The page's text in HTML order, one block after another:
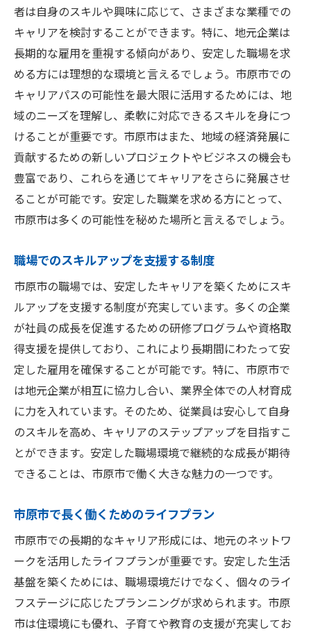
者は自身のスキルや興味に応じて、さまざまな業種での
キャリアを検討することができます。特に、地元企業は
長期的な雇用を重視する傾向があり、安定した職場を求
める方には理想的な環境と言えるでしょう。市原市での
キャリアパスの可能性を最大限に活用するためには、地
域のニーズを理解し、柔軟に対応できるスキルを身につ
けることが重要です。市原市はまた、地域の経済発展に
貢献するための新しいプロジェクトやビジネスの機会も
豊富であり、これらを通じてキャリアをさらに発展させ
ることが可能です。安定した職業を求める方にとって、
市原市は多くの可能性を秘めた場所と言えるでしょう。
職場でのスキルアップを支援する制度
市原市の職場では、安定したキャリアを築くためにスキ
ルアップを支援する制度が充実しています。多くの企業
が社員の成長を促進するための研修プログラムや資格取
得支援を提供しており、これにより長期間にわたって安
定した雇用を確保することが可能です。特に、市原市で
は地元企業が相互に協力し合い、業界全体での人材育成
に力を入れています。そのため、従業員は安心して自身
のスキルを高め、キャリアのステップアップを目指すこ
とができます。安定した職場環境で継続的な成長が期待
できることは、市原市で働く大きな魅力の一つです。
市原市で長く働くためのライフプラン
市原市での長期的なキャリア形成には、地元のネットワ
ークを活用したライフプランが重要です。安定した生活
基盤を築くためには、職場環境だけでなく、個々のライ
フステージに応じたプランニングが求められます。市原
市は住環境にも優れ、子育てや教育の支援が充実してお